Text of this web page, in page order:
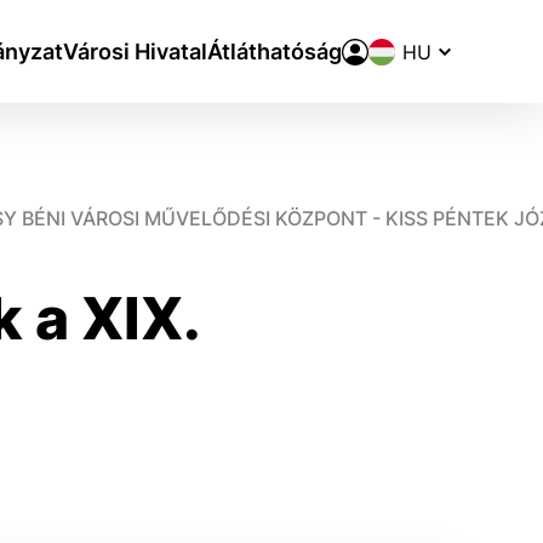
Városi HivatalÁtláthatóság Nyelvváltó
BÉNI VÁROSI MŰVELŐDÉSI KÖZPONT - KISS PÉNTEK
a XlX.